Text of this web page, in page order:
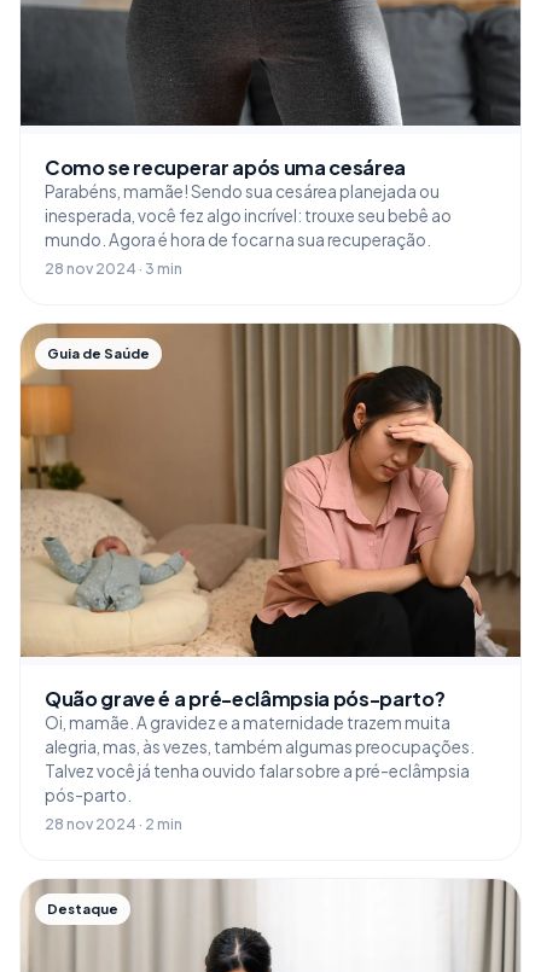
Como se recuperar após uma cesárea
Parabéns, mamãe! Sendo sua cesárea planejada ou
inesperada, você fez algo incrível: trouxe seu bebê ao
mundo. Agora é hora de focar na sua recuperação.
28 nov 2024 · 3 min
Guia de Saúde
Quão grave é a pré-eclâmpsia pós-parto?
Oi, mamãe. A gravidez e a maternidade trazem muita
alegria, mas, às vezes, também algumas preocupações.
Talvez você já tenha ouvido falar sobre a pré-eclâmpsia
pós-parto.
28 nov 2024 · 2 min
Destaque